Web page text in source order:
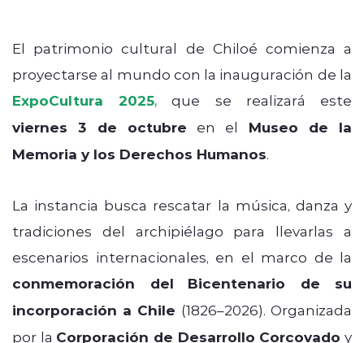
El patrimonio cultural de Chiloé comienza a
proyectarse al mundo con la inauguración de la
ExpoCultura 2025, que se realizará este
viernes 3 de octubre en el Museo de la
Memoria y los Derechos Humanos.
La instancia busca rescatar la música, danza y
tradiciones del archipiélago para llevarlas a
escenarios internacionales, en el marco de la
conmemoración del
Bicentenario de su
incorporación a Chile (1826–2026). Organizada
por la Corporación de Desarrollo Corcovado y